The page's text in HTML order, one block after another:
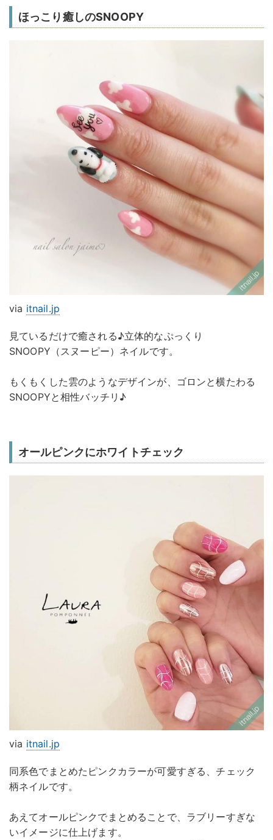
ほっこり癒しのSNOOPY
via itnail.jp
見ているだけで癒される♪立体的なぷっくり
SNOOPY（スヌーピー）ネイルです。
もくもくした雲のようなデザインが、ゴロンと横たわる
SNOOPYと相性バッチリ♪
オールピンクにホワイトチェック
via itnail.jp
同系色でまとめたピンクカラーが可愛すぎる、チェック
柄ネイルです。
あえてオールピンクでまとめることで、ラブリーすぎな
いイメージに仕上げます。